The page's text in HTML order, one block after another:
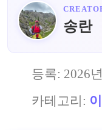
송란
등록: 2026
카테고리: